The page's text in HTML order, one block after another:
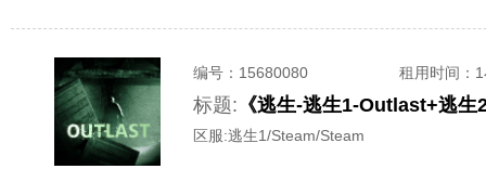
编号： 15680080 租用时间 ：
标题: 《逃生-逃生1-Outlast+逃
区服:逃生1/Steam/Steam